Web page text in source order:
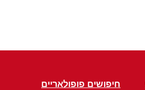
חיפושים פופולאריים